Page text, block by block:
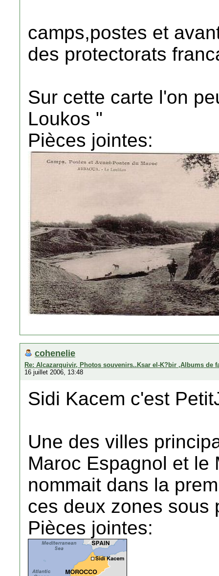
camps,postes et
des protectorats
Sur cette carte l'on
Loukos "
Pièces jointes:
cohenelie
Re: Alcazarquivir, Photos souvenirs..Ksar el-K?bir ,Albums de
16 juillet 2006, 13:48
Sidi Kacem c'est
Une des villes
Maroc Espagnol et le
nommait dans la
ces deux zones sous
Pièces jointes: